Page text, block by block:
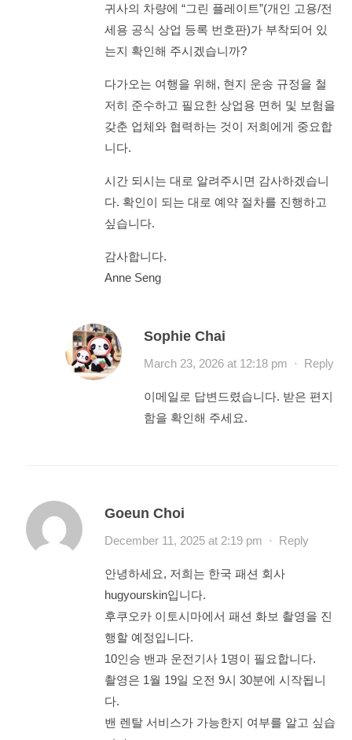
귀사의 차량에 “그린 플레이트”(개인 고용/전
세용 공식 상업 등록 번호판)가 부착되어 있
는지 확인해 주시겠습니까?
다가오는 여행을 위해, 현지 운송 규정을 철
저히 준수하고 필요한 상업용 면허 및 보험을
갖춘 업체와 협력하는 것이 저희에게 중요합
니다.
시간 되시는 대로 알려주시면 감사하겠습니
다. 확인이 되는 대로 예약 절차를 진행하고
싶습니다.
감사합니다.
Anne Seng
Sophie Chai
March 23, 2026 at 12:18 pm · Reply
이메일로 답변드렸습니다. 받은 편지
함을 확인해 주세요.
Goeun Choi
December 11, 2025 at 2:19 pm · Reply
안녕하세요, 저희는 한국 패션 회사
hugyourskin입니다.
후쿠오카 이토시마에서 패션 화보 촬영을 진
행할 예정입니다.
10인승 밴과 운전기사 1명이 필요합니다.
촬영은 1월 19일 오전 9시 30분에 시작됩니
다.
밴 렌탈 서비스가 가능한지 여부를 알고 싶습